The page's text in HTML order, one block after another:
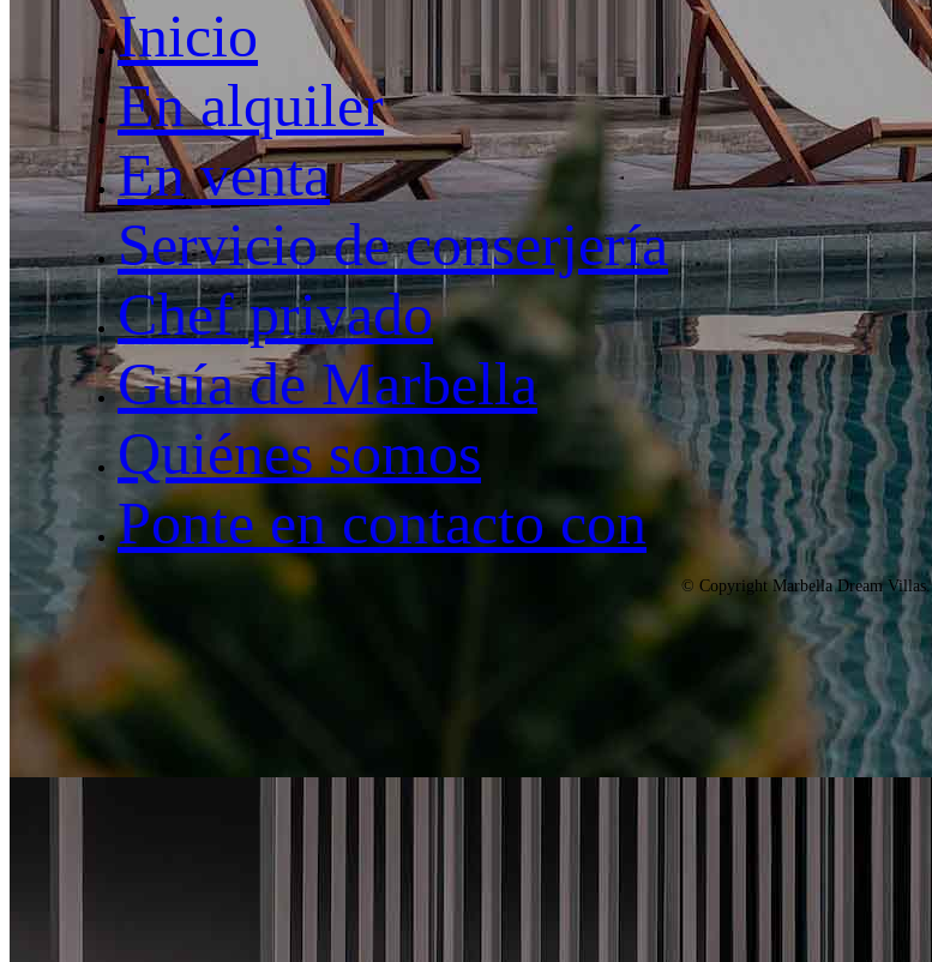
Inicio
En alquiler
En venta
Servicio de conserjería
Chef privado
Guía de Marbella
Quiénes somos
Ponte en contacto con
© Copyright Marbella Dream Villas.